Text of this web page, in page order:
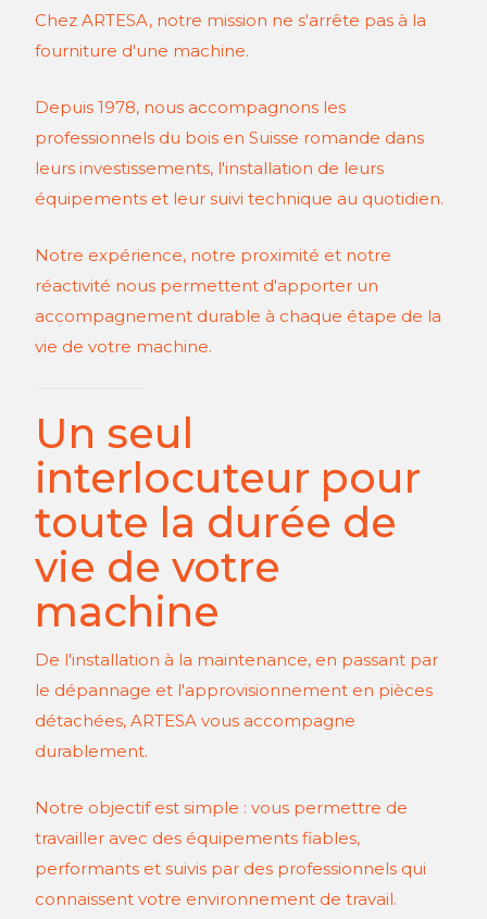
Chez ARTESA, notre mission ne s'arrête pas à la
fourniture d'une machine.
Depuis 1978, nous accompagnons les
professionnels du bois en Suisse romande dans
leurs investissements, l'installation de leurs
équipements et leur suivi technique au quotidien.
Notre expérience, notre proximité et notre
réactivité nous permettent d'apporter un
accompagnement durable à chaque étape de la
vie de votre machine.
Un seul
interlocuteur pour
toute la durée de
vie de votre
machine
De l'installation à la maintenance, en passant par
le dépannage et l'approvisionnement en pièces
détachées, ARTESA vous accompagne
durablement.
Notre objectif est simple : vous permettre de
travailler avec des équipements fiables,
performants et suivis par des professionnels qui
connaissent votre environnement de travail.